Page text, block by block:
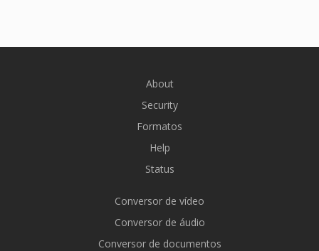
About
Security
Formatos
Help
Status
Conversor de vídeo
Conversor de áudio
Conversor de documentos